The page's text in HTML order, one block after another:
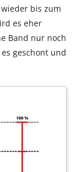
bis zum
es eher
Band nur noch
geschont und